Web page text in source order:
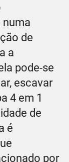
de
a
pode-se
escavar
4 em 1
de
é
por